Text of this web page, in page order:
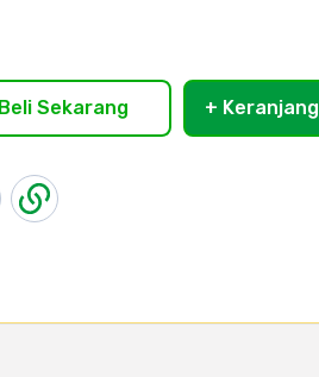
Beli Sekarang + Keranjang